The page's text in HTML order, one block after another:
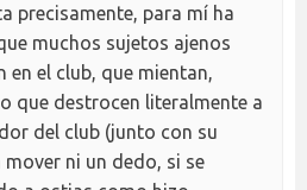
precisamente, para mí ha
muchos sujetos ajenos
en el club, que mientan,
que destrocen literalmente a
del club (junto con su
ni un dedo, si se